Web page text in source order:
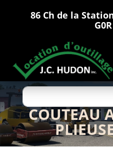
86 Ch de la
COUTEAU